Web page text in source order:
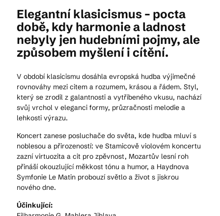
© 2026 Brána Jihlavy
Elegantní klasicismus – pocta
době, kdy harmonie a ladnost
nebyly jen hudebními pojmy, ale
způsobem myšlení i cítění.
V období klasicismu dosáhla evropská hudba výjimečné
rovnováhy mezi citem a rozumem, krásou a řádem. Styl,
který se zrodil z galantnosti a vytříbeného vkusu, nachází
svůj vrchol v eleganci formy, průzračnosti melodie a
lehkosti výrazu.
Koncert zanese posluchače do světa, kde hudba mluví s
noblesou a přirozeností: ve Stamicově violovém koncertu
zazní virtuozita a cit pro zpěvnost, Mozartův lesní roh
přináší okouzlující měkkost tónu a humor, a Haydnova
Symfonie Le Matin probouzí světlo a život s jiskrou
nového dne.
Účinkující: